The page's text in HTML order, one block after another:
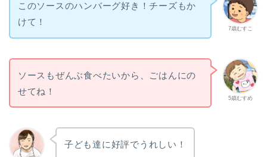
7歳むすこ
このソースのハンバーグ好き！チーズもか
けて！
5歳むすめ
ソースもぜんぶ食べたいから、ごはんにの
せてね！
子ども達に好評でうれしい！